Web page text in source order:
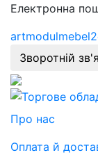
Електронна
Зворотній
Про нас
Оплата й